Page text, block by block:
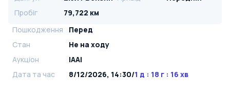
Пробіг
79,722 км
Пошкодження
Перед
Стан
Не на ходу
Аукціон
IAAI
Дата та час
8/12/2026, 14:30/1 д : 18 г : 16 хв